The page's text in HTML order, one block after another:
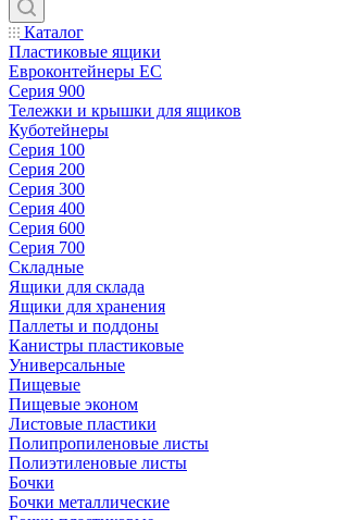
Каталог
Пластиковые ящики
Евроконтейнеры ЕС
Серия 900
Тележки и крышки для ящиков
Куботейнеры
Серия 100
Серия 200
Серия 300
Серия 400
Серия 600
Серия 700
Складные
Ящики для склада
Ящики для хранения
Паллеты и поддоны
Канистры пластиковые
Универсальные
Пищевые
Пищевые эконом
Листовые пластики
Полипропиленовые листы
Полиэтиленовые листы
Бочки
Бочки металлические